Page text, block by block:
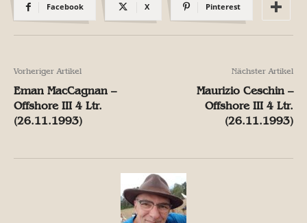
Facebook X Pinterest
Vorheriger Artikel
Eman MacCagnan –
Offshore III 4 Ltr.
(26.11.1993)
Nächster Artikel
Maurizio Ceschin –
Offshore III 4 Ltr.
(26.11.1993)